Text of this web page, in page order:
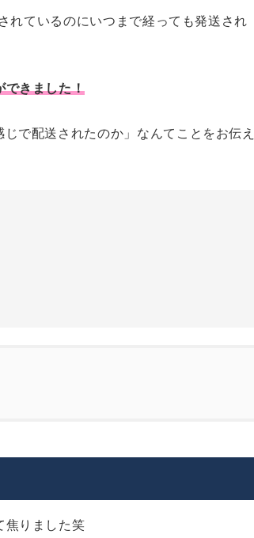
れているのにいつまで経っても発送され
できました！
で配送されたのか」なんてことをお伝え
焦りました笑